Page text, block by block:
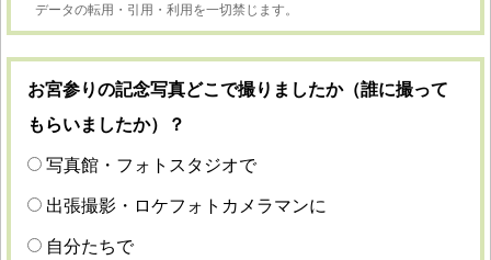
データの転用・引用・利用を一切禁じます。
お宮参りの記念写真どこで撮りましたか（誰に撮って
もらいましたか）？
写真館・フォトスタジオで
出張撮影・ロケフォトカメラマンに
自分たちで